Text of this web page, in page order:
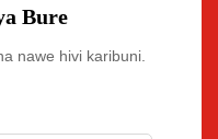
Bure
nawe hivi karibuni.